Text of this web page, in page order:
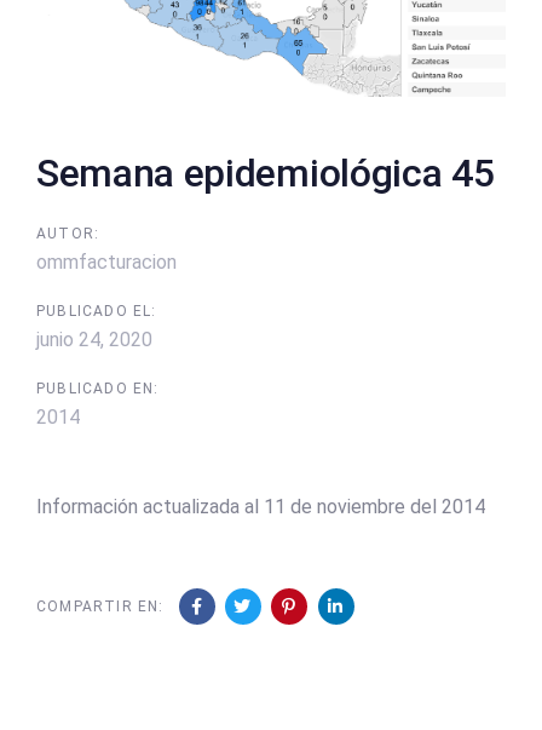
Semana epidemiológica 45
AUTOR:
ommfacturacion
PUBLICADO EL:
junio 24, 2020
PUBLICADO EN:
2014
Información actualizada al 11 de noviembre del 2014
COMPARTIR EN: